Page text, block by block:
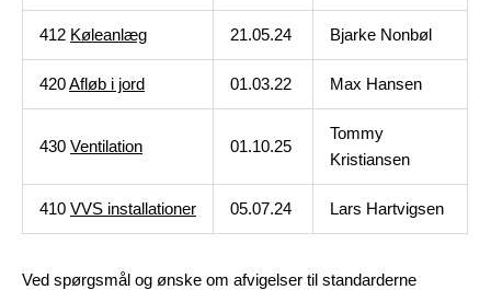
412 Køleanlæg 21.05.24 Bjarke Nonbøl
420Afløb i jord 01.03.22 Max Hansen
430 Ventilation 01.10.25
Tommy
Kristiansen
410 VVS installationer 05.07.24 Lars Hartvigsen
Ved spørgsmål og ønske om afvigelser til standarderne